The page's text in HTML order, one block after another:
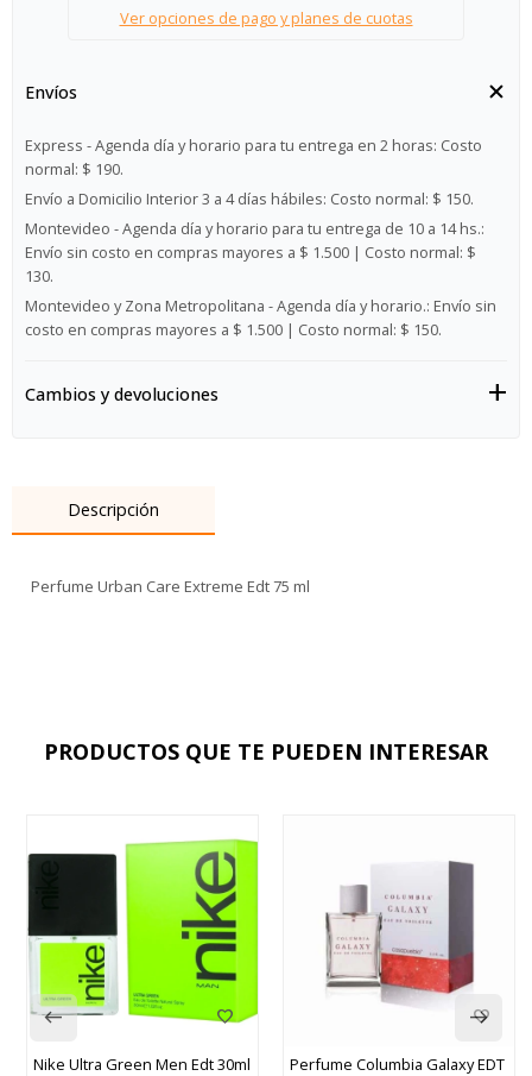
Ver opciones de pago y planes de cuotas
Envíos
Express - Agenda día y horario para tu entrega en 2 horas: Costo
normal: $ 190.
Envío a Domicilio Interior 3 a 4 días hábiles: Costo normal: $ 150.
Montevideo - Agenda día y horario para tu entrega de 10 a 14 hs.:
Envío sin costo en compras mayores a $ 1.500 | Costo normal: $
130.
Montevideo y Zona Metropolitana - Agenda día y horario.: Envío sin
costo en compras mayores a $ 1.500 | Costo normal: $ 150.
Cambios y devoluciones
Descripción
Perfume Urban Care Extreme Edt 75 ml
PRODUCTOS QUE TE PUEDEN INTERESAR
Nike Ultra Green Men Edt 30ml
Perfume Columbia Galaxy EDT